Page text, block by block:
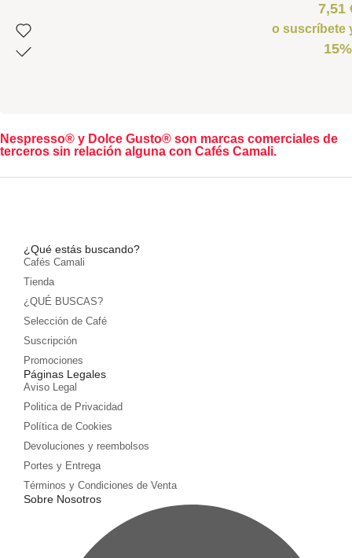
7,51
o suscríbete
15%
Nespresso® y Dolce Gusto® son marcas comerciales de
terceros sin relación alguna con Cafés Camali.
¿Qué estás buscando?
Cafés Camali
Tienda
¿QUÉ BUSCAS?
Selección de Café
Suscripción
Promociones
Páginas Legales
Aviso Legal
Politica de Privacidad
Política de Cookies
Devoluciones y reembolsos
Portes y Entrega
Términos y Condiciones de Venta
Sobre Nosotros